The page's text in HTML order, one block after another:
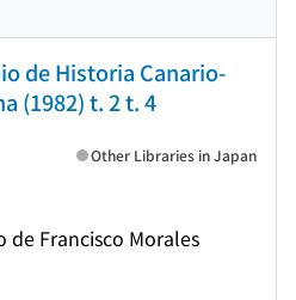
de Historia Canario-
(1982) t. 2 t. 4
Francisco Morales
Other Libraries in Japan